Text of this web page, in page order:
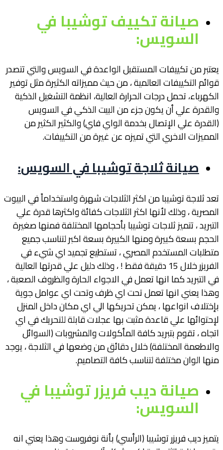
صيانة تكييف توشيبا في
السويس:
يعتبر من تكييفات المستقبل الواعدة في السويس والتي تتصدر
قوائم التكييفات العالمية ، من حيث مميزاته الكثيرة مثل توفير
الكهرباء، تحمل درجات الحرارة العالية، انظمة التشغيل الذكية
والقدرة علي أن يكون جزء من البيت الذكي في السويس
(القدرة علي الإتصال بخدمة الواي فاي) والكثير الكثير من
المميزات الاخري التي تميزه عن غيرة من التكييفات.
صيانة ثلاجة توشيبا في السويس:
تعد ثلاجة توشيبا من اكثر الثلاجات شهرة واستخداماً في البيوت
المصرية ، وذلك لأنها اكثر الثلاجات كفائة واكثرها قدرة علي
التبريد ، تتميز ثلاجات توشيبا بأحجامها المختلفة فمنها صغيرة
الحجم بسعة كبيرة ومنها الكبيرة بسعة اكبر لتناسب جميع
متطلبات المستخدم المصري ، تستطيع تجميد اي شيء في
الفريزر خلال 15 دقيقة فقط ! ، وذلك دليل علي قدرتها العالية
في التبريد كما انها تعمل في الاجواء الحارة والظروف الصعبة ،
وهذا يعني انها تعمل تحت اي ظرف وتحت اي عوامل جوية
بإختلاف انواعها ، يمكن تحريكها الي اي مكان داخل المنزل
لإحتوائها علي قاعدة مثبت بها عجلات قابلة للتحريك في اي
اتجاه ، تقوم بتبريد كافة المأكولات والمشروبات (السوائل
والاطعمة المختلفة) خلال دقائق من وضعها في الثلاجة ، يوجد
منها الوان مختلفة لتناسب كافة التصاميم.
صيانة ديب فريزر توشيبا في
السويس:
يتميز ديب فريزر توشيبا (الرأسي) بأنة نوفروست وهذا يعني انه